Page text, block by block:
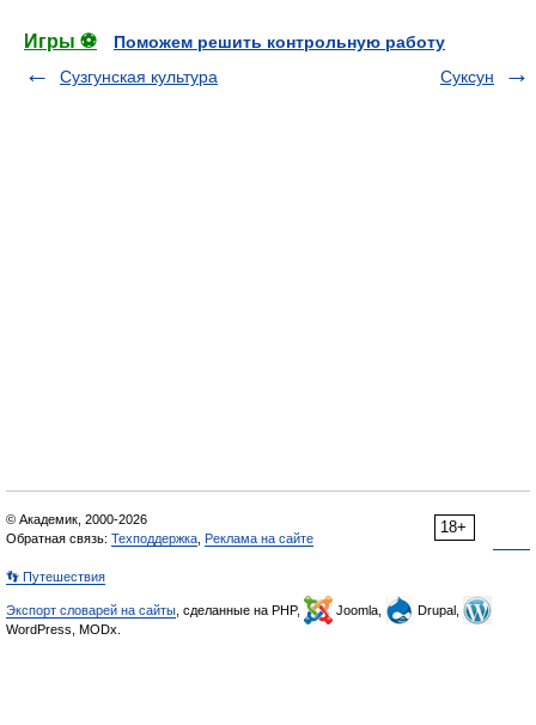
Игры ⚽
Поможем решить контрольную работу
Сузгунская культура
Суксун
18+
© Академик, 2000-2026
Обратная связь: Техподдержка Реклама на сайте
👣 Путешествия
Экспорт словарей на сайты , сделанные на PHP, Joomla,
Drupal,
WordPress, MODx.